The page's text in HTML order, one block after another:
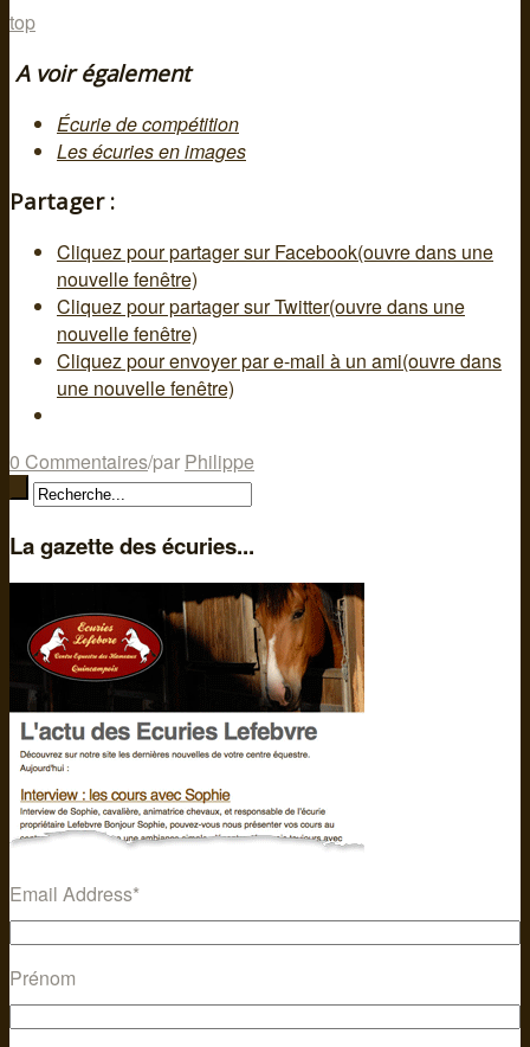
top
A voir également
Écurie de compétition
Les écuries en images
Partager :
Cliquez pour partager sur Facebook(ouvre dans une
nouvelle fenêtre)
Cliquez pour partager sur Twitter(ouvre dans une
nouvelle fenêtre)
Cliquez pour envoyer par e-mail à un ami(ouvre dans
une nouvelle fenêtre)
0 Commentaires/par Philippe
La gazette des écuries...
Email Address*
Prénom